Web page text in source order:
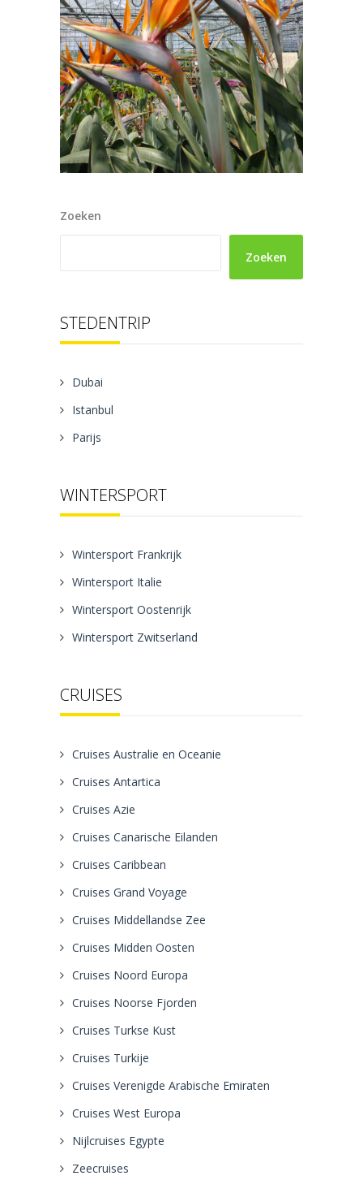
Zoeken
Zoeken
STEDENTRIP
Dubai
Istanbul
Parijs
WINTERSPORT
Wintersport Frankrijk
Wintersport Italie
Wintersport Oostenrijk
Wintersport Zwitserland
CRUISES
Cruises Australie en Oceanie
Cruises Antartica
Cruises Azie
Cruises Canarische Eilanden
Cruises Caribbean
Cruises Grand Voyage
Cruises Middellandse Zee
Cruises Midden Oosten
Cruises Noord Europa
Cruises Noorse Fjorden
Cruises Turkse Kust
Cruises Turkije
Cruises Verenigde Arabische Emiraten
Cruises West Europa
Nijlcruises Egypte
Zeecruises